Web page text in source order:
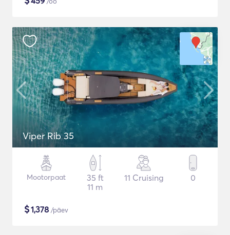
Viper Rib 35
Mootorpaat
35 ft
11 m
11 Cruising 0
$1,378 /päev